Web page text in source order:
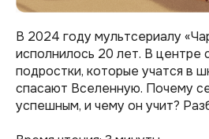
В 2024 году мультсериалу
исполнилось 20 лет. В
подростки, которые учатся в
спасают Вселенную. Почему
успешным, и чему он учит?